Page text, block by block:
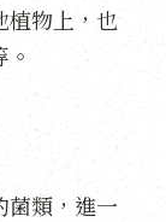
植物上，也
菌類，進一